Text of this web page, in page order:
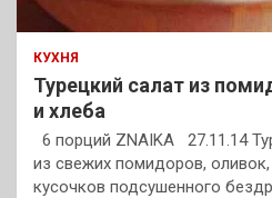
КУХНЯ
Турецкий салат из
и хлеба
6 порций ZNAIKA 27.11.14
из свежих помидоров, оливок,
кусочков подсушенного